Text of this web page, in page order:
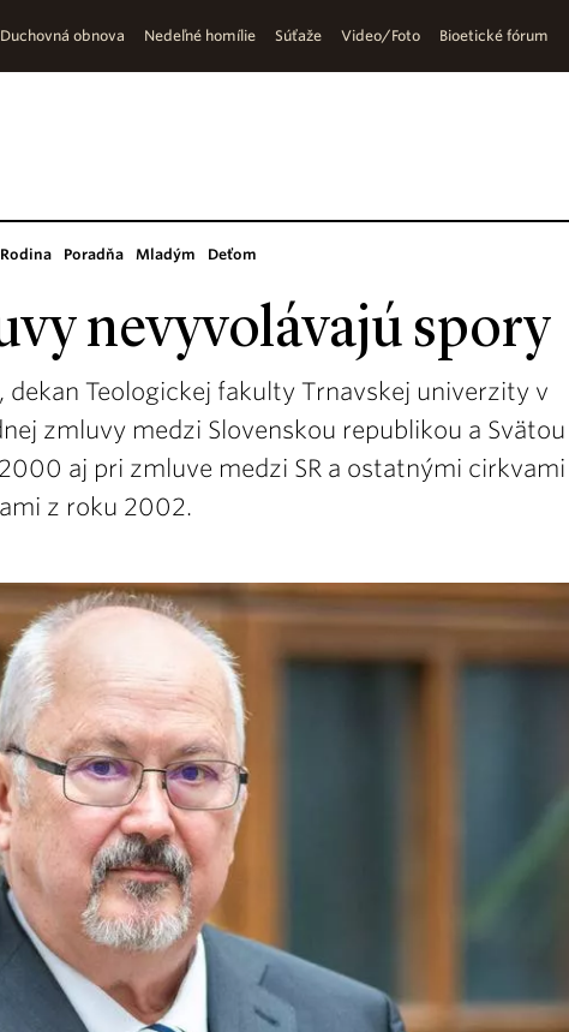
Duchovná obnova Nedeľné homílie Súťaže Video/Foto Bioetické fórum
Rodina Poradňa Mladým Deťom
nevyvolávajú spory
dekan Teologickej fakulty Trnavskej univerzity v
zmluvy medzi Slovenskou republikou a Svätou
aj pri zmluve medzi SR a ostatnými cirkvami
z roku 2002.